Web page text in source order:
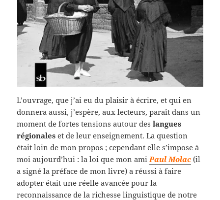
L’ouvrage, que j’ai eu du plaisir à écrire, et qui en
donnera aussi, j’espère, aux lecteurs, paraît dans un
moment de fortes tensions autour deslangues
régionales et de leur enseignement. La question
était loin de mon propos ; cependant elle s’impose à
moi aujourd’hui : la loi que mon ami Paul Molac (il
a signé la préface de mon livre) a réussi à faire
adopter était une réelle avancée pour la
reconnaissance de la richesse linguistique de notre